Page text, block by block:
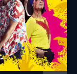
永井カイル